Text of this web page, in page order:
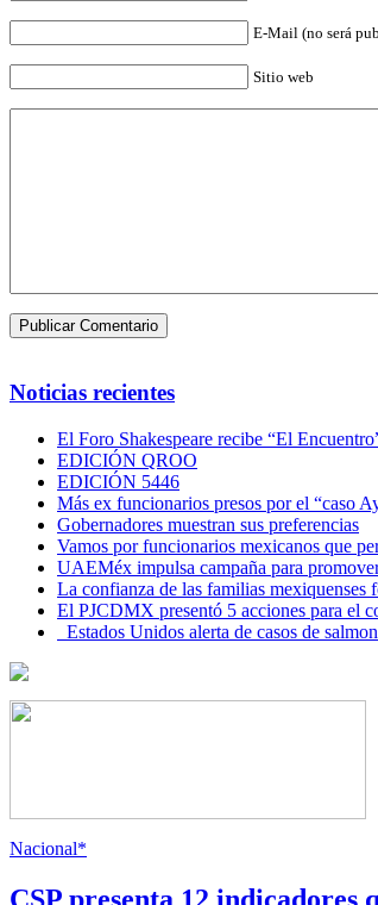
E-Mail (no será
Sitio web
Noticias recientes
El Foro Shakespeare recibe “El
EDICIÓN QROO
EDICIÓN 5446
Más ex funcionarios presos por el “caso
Gobernadores muestran sus preferencias
Vamos por funcionarios mexicanos que
UAEMéx impulsa campaña para
La confianza de las familias
El PJCDMX presentó 5 acciones para el
Estados Unidos alerta de casos de
Nacional*
CSP presenta 12 indicadores